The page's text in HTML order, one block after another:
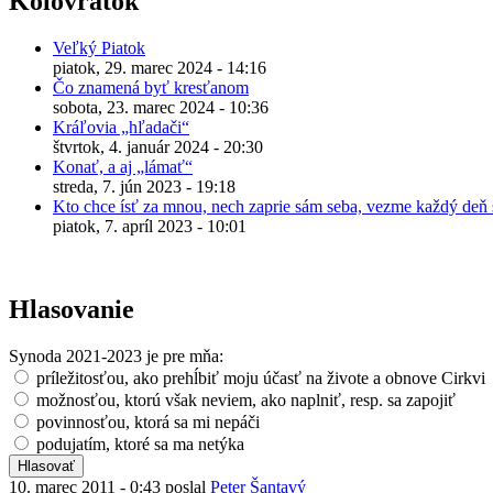
Veľký Piatok
piatok, 29. marec 2024 - 14:16
Čo znamená byť kresťanom
sobota, 23. marec 2024 - 10:36
Kráľovia „hľadači“
štvrtok, 4. január 2024 - 20:30
Konať, a aj „lámať“
streda, 7. jún 2023 - 19:18
Kto chce ísť za mnou, nech zaprie sám seba, vezme každý
piatok, 7. apríl 2023 - 10:01
Hlasovanie
Synoda 2021-2023 je pre mňa:
príležitosťou, ako prehĺbiť moju účasť na živote a obnove Cirkvi
možnosťou, ktorú však neviem, ako naplniť, resp. sa zapojiť
povinnosťou, ktorá sa mi nepáči
podujatím, ktoré sa ma netýka
10. marec 2011 - 0:43 poslal Peter Šantavý